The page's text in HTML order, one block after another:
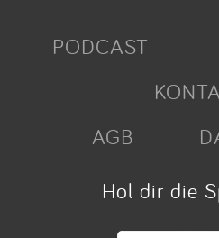
PODCAST
AGB
Hol dir die